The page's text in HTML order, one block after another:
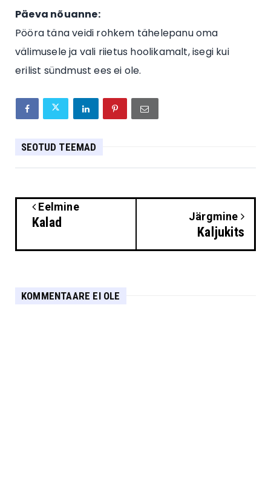
Päeva nõuanne:
Pööra täna veidi rohkem tähelepanu oma
välimusele ja vali riietus hoolikamalt, isegi kui
erilist sündmust ees ei ole.
SEOTUD TEEMAD
Eelmine
Kalad Järgmine
Kaljukits
KOMMENTAARE EI OLE